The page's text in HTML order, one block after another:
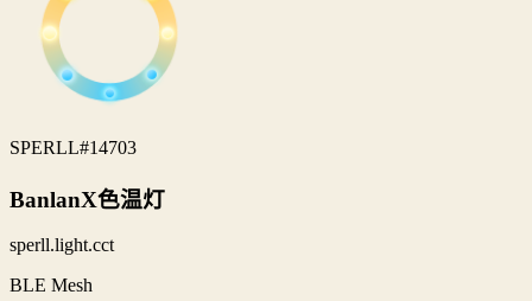
SPERLL#14703
BanlanX色温灯
sperll.light.cct
BLE Mesh